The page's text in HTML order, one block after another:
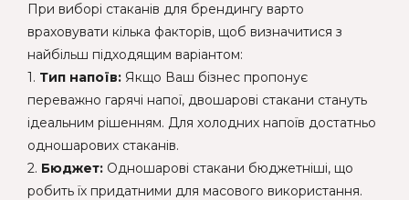
При виборі стаканів для брендингу варто
враховувати кілька факторів, щоб визначитися з
найбільш підходящим варіантом:
1. Тип напоїв: Якщо Ваш бізнес пропонує
переважно гарячі напої, двошарові стакани стануть
ідеальним рішенням. Для холодних напоїв достатньо
одношарових стаканів.
2. Бюджет: Одношарові стакани бюджетніші, що
робить їх придатними для масового використання.